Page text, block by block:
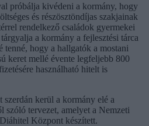
próbálja kivédeni a kormány, hogy
és részösztöndíjas szakjainak
rendelkező családok gyermekei
a kormány a fejlesztési tárca
tenné, hogy a hallgatók a mostani
keret mellé évente legfeljebb 800
használható hitelt is
kerül a kormány elé a
szóló tervezet, amelyet a Nemzeti
Központ készített.